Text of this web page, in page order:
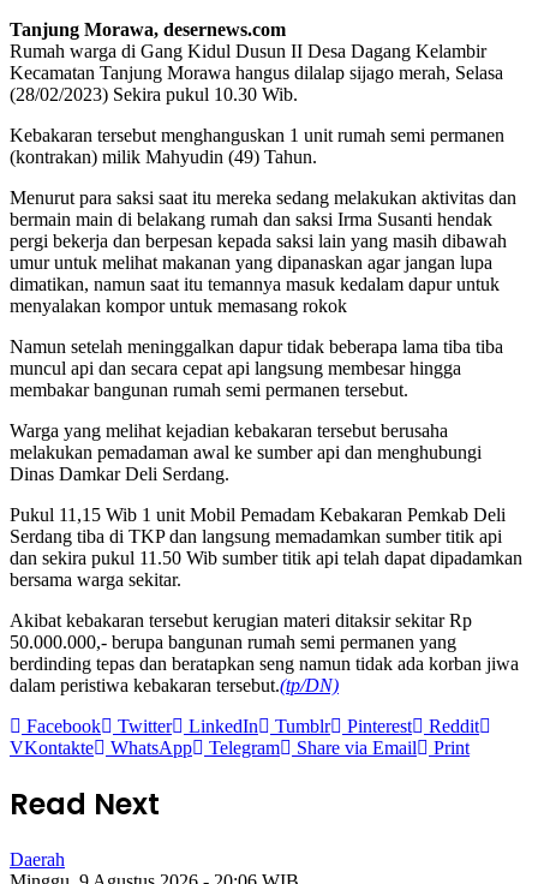
Tanjung Morawa, desernews.com
Rumah warga di Gang Kidul Dusun II Desa Dagang Kelambir
Kecamatan Tanjung Morawa hangus dilalap sijago merah, Selasa
(28/02/2023) Sekira pukul 10.30 Wib.
Kebakaran tersebut menghanguskan 1 unit rumah semi permanen
(kontrakan) milik Mahyudin (49) Tahun.
Menurut para saksi saat itu mereka sedang melakukan aktivitas dan
bermain main di belakang rumah dan saksi Irma Susanti hendak
pergi bekerja dan berpesan kepada saksi lain yang masih dibawah
umur untuk melihat makanan yang dipanaskan agar jangan lupa
dimatikan, namun saat itu temannya masuk kedalam dapur untuk
menyalakan kompor untuk memasang rokok
Namun setelah meninggalkan dapur tidak beberapa lama tiba tiba
muncul api dan secara cepat api langsung membesar hingga
membakar bangunan rumah semi permanen tersebut.
Warga yang melihat kejadian kebakaran tersebut berusaha
melakukan pemadaman awal ke sumber api dan menghubungi
Dinas Damkar Deli Serdang.
Pukul 11,15 Wib 1 unit Mobil Pemadam Kebakaran Pemkab Deli
Serdang tiba di TKP dan langsung memadamkan sumber titik api
dan sekira pukul 11.50 Wib sumber titik api telah dapat dipadamkan
bersama warga sekitar.
Akibat kebakaran tersebut kerugian materi ditaksir sekitar Rp
50.000.000,- berupa bangunan rumah semi permanen yang
berdinding tepas dan beratapkan seng namun tidak ada korban jiwa
dalam peristiwa kebakaran tersebut.(tp/DN)
Facebook
Twitter LinkedIn Tumblr Pinterest
Reddit
VKontakte
WhatsApp Telegram Share via Email Print
Read Next
Daerah